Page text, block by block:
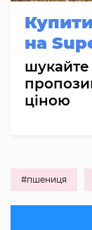
на
ціною
#пшениця